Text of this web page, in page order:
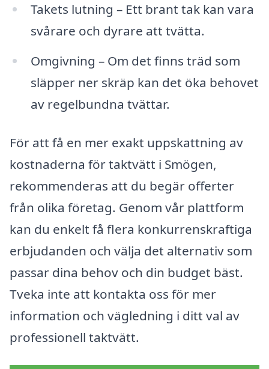
Takets lutning – Ett brant tak kan vara
svårare och dyrare att tvätta.
Omgivning – Om det finns träd som
släpper ner skräp kan det öka behovet
av regelbundna tvättar.
För att få en mer exakt uppskattning av
kostnaderna för taktvätt i Smögen,
rekommenderas att du begär offerter
från olika företag. Genom vår plattform
kan du enkelt få flera konkurrenskraftiga
erbjudanden och välja det alternativ som
passar dina behov och din budget bäst.
Tveka inte att kontakta oss för mer
information och vägledning i ditt val av
professionell taktvätt.